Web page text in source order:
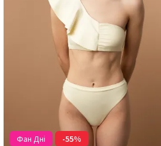
Фан Дні -55%